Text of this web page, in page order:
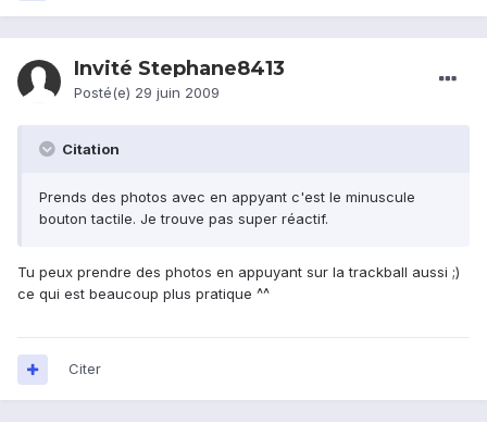
Invité Stephane8413
Posté(e) 29 juin 2009
Citation
Prends des photos avec en appyant c'est le minuscule
bouton tactile. Je trouve pas super réactif.
Tu peux prendre des photos en appuyant sur la trackball aussi ;)
ce qui est beaucoup plus pratique ^^
Citer